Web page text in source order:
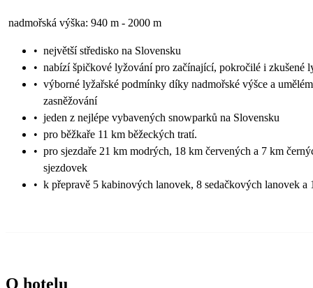
nadmořská výška: 940 m - 2000 m
• největší středisko na Slovensku
• nabízí špičkové lyžování pro začínající, pokročilé i zkušené
• výborné lyžařské podmínky díky nadmořské výšce a
zasněžování
• jeden z nejlépe vybavených snowparků na Slovensku
• pro běžkaře 11 km běžeckých tratí.
• pro sjezdaře 21 km modrých, 18 km červených a 7 km
sjezdovek
• k přepravě 5 kabinových lanovek, 8 sedačkových lanovek a
O hotelu